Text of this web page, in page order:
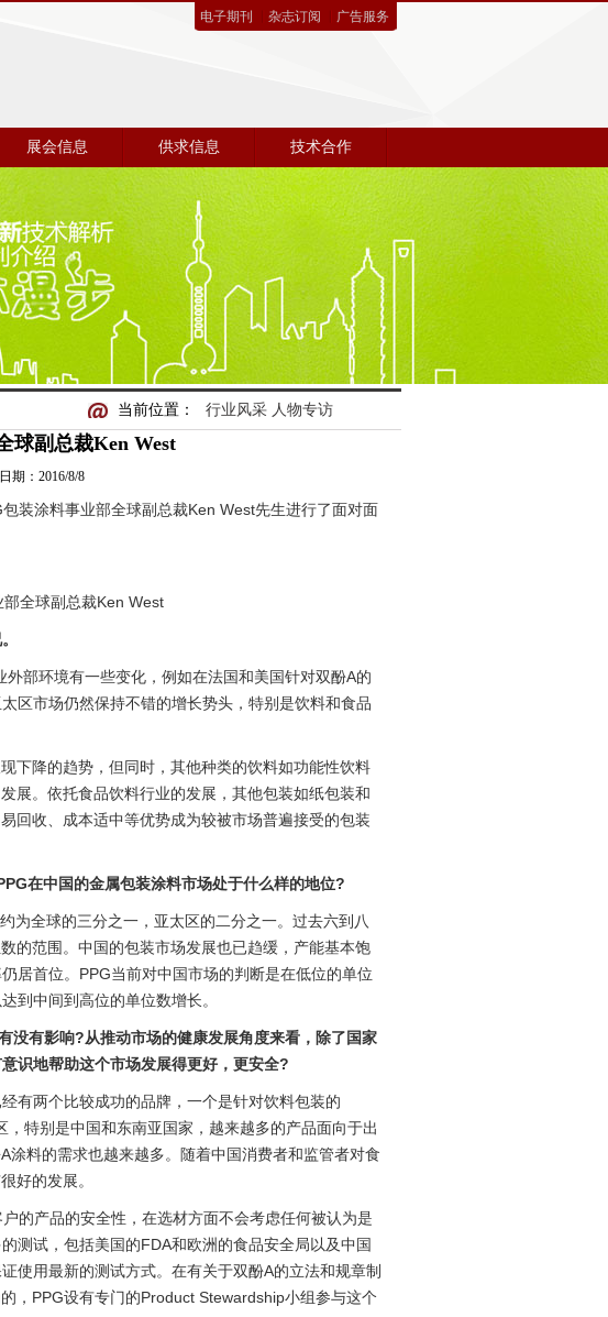
电子期刊 杂志订阅 广告服务
展会信息 供求信息 技术合作
当前位置： 行业风采 人物专访
球副总裁Ken West
：2016/8/8
装涂料事业部全球副总裁Ken West先生进行了面对面
全球副总裁Ken West
部环境有一些变化，例如在法国和美国针对双酚A的
区市场仍然保持不错的增长势头，特别是饮料和食品
下降的趋势，但同时，其他种类的饮料如功能性饮料
展。依托食品饮料行业的发展，其他包装如纸包装和
回收、成本适中等优势成为较被市场普遍接受的包装
在中国的金属包装涂料市场处于什么样的地位?
为全球的三分之一，亚太区的二分之一。过去六到八
的范围。中国的包装市场发展也已趋缓，产能基本饱
居首位。PPG当前对中国市场的判断是在低位的单位
到中间到高位的单位数增长。
没有影响?从推动市场的健康发展角度来看，除了国家
识地帮助这个市场发展得更好，更安全?
有两个比较成功的品牌，一个是针对饮料包装的
特别是中国和东南亚国家，越来越多的产品面向于出
料的需求也越来越多。随着中国消费者和监管者对食
好的发展。
的产品的安全性，在选材方面不会考虑任何被认为是
测试，包括美国的FDA和欧洲的食品安全局以及中国
使用最新的测试方式。在有关于双酚A的立法和规章制
，PPG设有专门的Product Stewardship小组参与这个